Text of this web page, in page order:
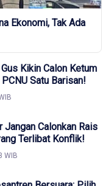
Ekonomi, Tak Ada
Kikin Calon Ketum
Satu Barisan!
Jangan Calonkan Rais
Terlibat Konflik!
WIB